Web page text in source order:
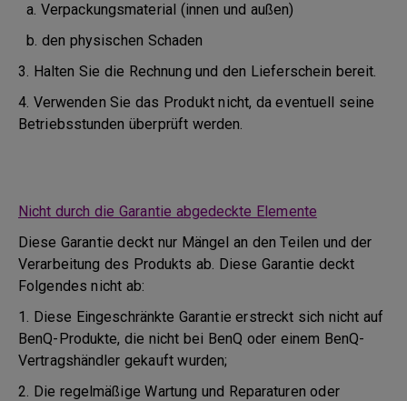
a. Verpackungsmaterial (innen und außen)
b. den physischen Schaden
3. Halten Sie die Rechnung und den Lieferschein bereit.
4. Verwenden Sie das Produkt nicht, da eventuell seine
Betriebsstunden überprüft werden.
Nicht durch die Garantie abgedeckte Elemente
Diese Garantie deckt nur Mängel an den Teilen und der
Verarbeitung des Produkts ab. Diese Garantie deckt
Folgendes nicht ab:
1. Diese Eingeschränkte Garantie erstreckt sich nicht auf
BenQ-Produkte, die nicht bei BenQ oder einem BenQ-
Vertragshändler gekauft wurden;
2. Die regelmäßige Wartung und Reparaturen oder